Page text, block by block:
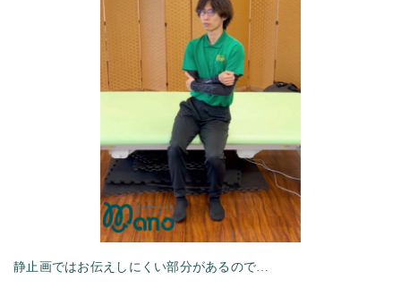
静止画ではお伝えしにくい部分があるので…